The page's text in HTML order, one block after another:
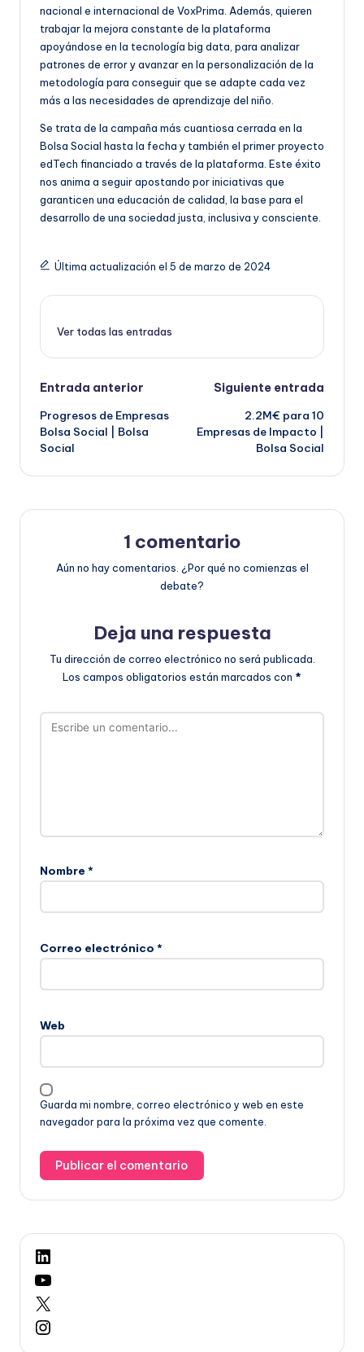
nacional e internacional de VoxPrima. Además, quieren
trabajar la mejora constante de la plataforma
apoyándose en la tecnología big data, para analizar
patrones de error y avanzar en la personalización de la
metodología para conseguir que se adapte cada vez
más a las necesidades de aprendizaje del niño.
Se trata de la campaña más cuantiosa cerrada en la
Bolsa Social hasta la fecha y también el primer proyecto
edTech financiado a través de la plataforma. Este éxito
nos anima a seguir apostando por iniciativas que
garanticen una educación de calidad, la base para el
desarrollo de una sociedad justa, inclusiva y consciente.
Última actualización el 5 de marzo de 2024
Ver todas las entradas
Navegación
de
entradas
Entrada anterior
Progresos de Empresas
Bolsa Social | Bolsa
Social
Siguiente entrada
2.2M€ para 10
Empresas de Impacto |
Bolsa Social
1 comentario
Aún no hay comentarios. ¿Por qué no comienzas el
debate?
Deja una respuesta
Tu dirección de correo electrónico no será publicada.
Los campos obligatorios están marcados con *
Nombre *
Correo electrónico *
Web
Guarda mi nombre, correo electrónico y web en este
navegador para la próxima vez que comente.